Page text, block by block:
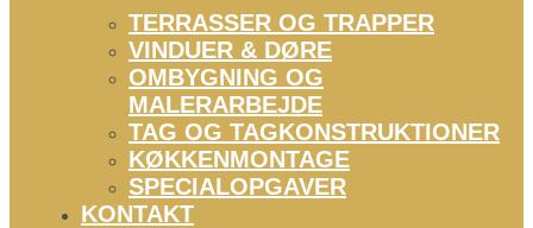
TERRASSER OG TRAPPER
VINDUER & DØRE
OMBYGNING OG
MALERARBEJDE
TAG OG TAGKONSTRUKTIONER
KØKKENMONTAGE
SPECIALOPGAVER
KONTAKT